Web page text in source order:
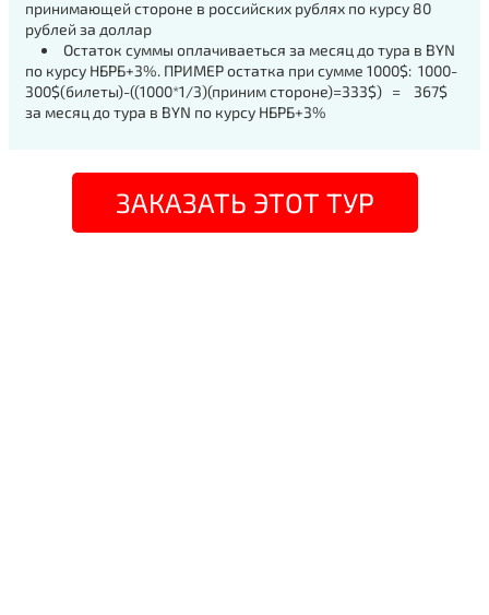
принимающей стороне в российских рублях по курсу 80
рублей за доллар
Остаток суммы оплачиваеться за месяц до тура в BYN
по курсу НБРБ+3%. ПРИМЕР остатка при сумме 1000$: 1000-
300$(билеты)-((1000*1/3)(приним стороне)=333$) = 367$
за месяц до тура в BYN по курсу НБРБ+3%
ЗАКАЗАТЬ ЭТОТ ТУР